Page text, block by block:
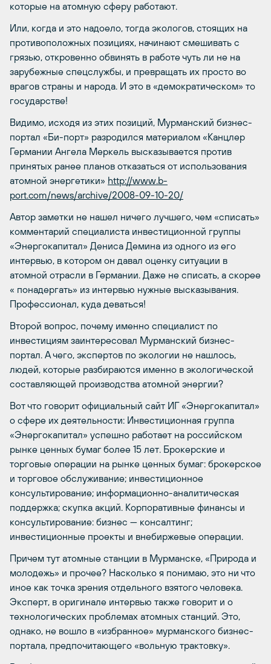
которые на атомную сферу работают.
Или, когда и это надоело, тогда экологов, стоящих на
противоположных позициях, начинают смешивать с
грязью, откровенно обвинять в работе чуть ли не на
зарубежные спецслужбы, и превращать их просто во
врагов страны и народа. И это в «демократическом» то
государстве!
Видимо, исходя из этих позиций, Мурманский бизнес-
портал «Би-порт» разродился материалом «Канцлер
Германии Ангела Меркель высказывается против
принятых ранее планов отказаться от использования
атомной энергетики» http://www.b-
port.com/news/archive/2008-09-10-20/
Автор заметки не нашел ничего лучшего, чем «списать»
комментарий специалиста инвестиционной группы
«Энергокапитал» Дениса Демина из одного из его
интервью, в котором он давал оценку ситуации в
атомной отрасли в Германии. Даже не списать, а скорее
« понадергать» из интервью нужные высказывания.
Профессионал, куда деваться!
Второй вопрос, почему именно специалист по
инвестициям заинтересовал Мурманский бизнес-
портал. А чего, экспертов по экологии не нашлось,
людей, которые разбираются именно в экологической
составляющей производства атомной энергии?
Вот что говорит официальный сайт ИГ «Энергокапитал»
о сфере их деятельности: Инвестиционная группа
«Энергокапитал» успешно работает на российском
рынке ценных бумаг более 15 лет. Брокерские и
торговые операции на рынке ценных бумаг: брокерское
и торговое обслуживание; инвестиционное
консультирование; информационно-аналитическая
поддержка; скупка акций. Корпоративные финансы и
консультирование: бизнес — консалтинг;
инвестиционные проекты и внебиржевые операции.
Причем тут атомные станции в Мурманске, «Природа и
молодежь» и прочее? Насколько я понимаю, это ни что
иное как точка зрения отдельного взятого человека.
Эксперт, в оригинале интервью также говорит и о
технологических проблемах атомных станций. Это,
однако, не вошло в «избранное» мурманского бизнес-
портала, предпочитающего «вольную трактовку».